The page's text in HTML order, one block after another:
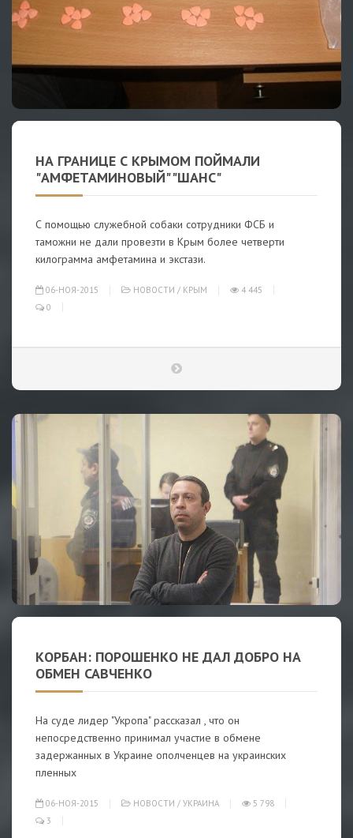
НА ГРАНИЦЕ С КРЫМОМ ПОЙМАЛИ
"АМФЕТАМИНОВЫЙ" "ШАНС"
С помощью служебной собаки сотрудники ФСБ и
таможни не дали провезти в Крым более четверти
килограмма амфетамина и экстази.
06-НОЯ-2015 НОВОСТИ / КРЫМ
4 445
0
КОРБАН: ПОРОШЕНКО НЕ ДАЛ ДОБРО НА
ОБМЕН САВЧЕНКО
На суде лидер "Укропа" рассказал , что он
непосредственно принимал участие в обмене
задержанных в Украине ополченцев на украинских
пленных
06-НОЯ-2015 НОВОСТИ / УКРАИНА
5 798
3